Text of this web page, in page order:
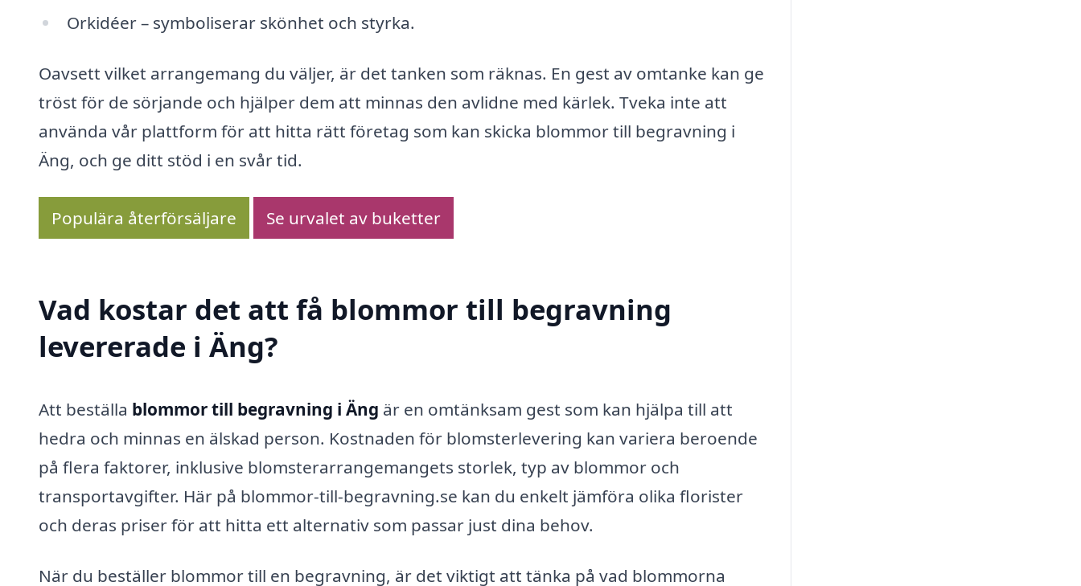
Orkidéer – symboliserar skönhet och styrka.
Oavsett vilket arrangemang du väljer, är det tanken som räknas. En gest av omtanke kan ge
tröst för de sörjande och hjälper dem att minnas den avlidne med kärlek. Tveka inte att
använda vår plattform för att hitta rätt företag som kan skicka blommor till begravning i
Äng, och ge ditt stöd i en svår tid.
Populära återförsäljare Se urvalet av buketter
Vad kostar det att få blommor till begravning
levererade i Äng?
Att beställa blommor till begravning i Äng är en omtänksam gest som kan hjälpa till att
hedra och minnas en älskad person. Kostnaden för blomsterlevering kan variera beroende
på flera faktorer, inklusive blomsterarrangemangets storlek, typ av blommor och
transportavgifter. Här på blommor-till-begravning.se kan du enkelt jämföra olika florister
och deras priser för att hitta ett alternativ som passar just dina behov.
När du beställer blommor till en begravning, är det viktigt att tänka på vad blommorna